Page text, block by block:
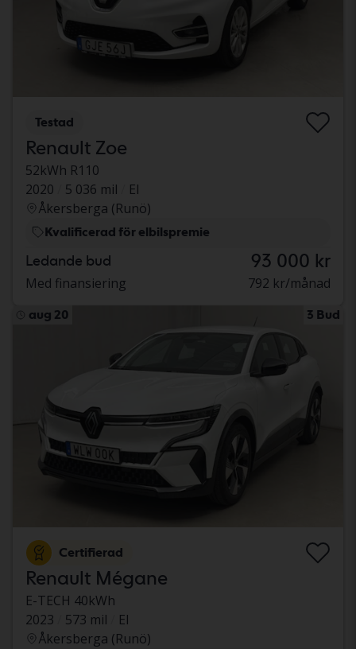
Testad
Renault Zoe
52kWh R110
2020
5 036 mil
El
Åkersberga (Runö)
Kvalificerad för elbilspremie
Ledande bud 93 000 kr
Med finansiering 792 kr/månad
aug 20 3 Bud
Certifierad
Renault Mégane
E-TECH 40kWh
2023
573 mil
El
Åkersberga (Runö)